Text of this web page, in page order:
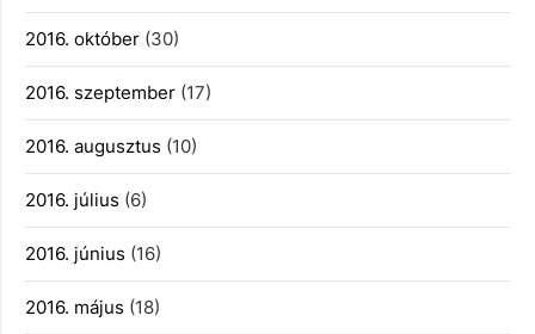
2016. október (30)
2016. szeptember (17)
2016. augusztus (10)
2016. július (6)
2016. június (16)
2016. május (18)